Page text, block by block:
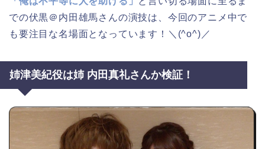
での伏黒＠内田雄馬さんの演技は、今回のアニメ中で
も要注目な名場面となっています！＼(^o^)／
姉津美紀役は姉 内田真礼さんか検証！